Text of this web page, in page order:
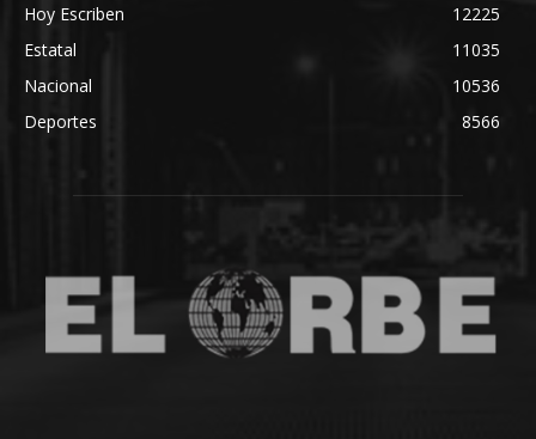
Hoy Escriben
12225
Estatal
11035
Nacional
10536
Deportes
8566